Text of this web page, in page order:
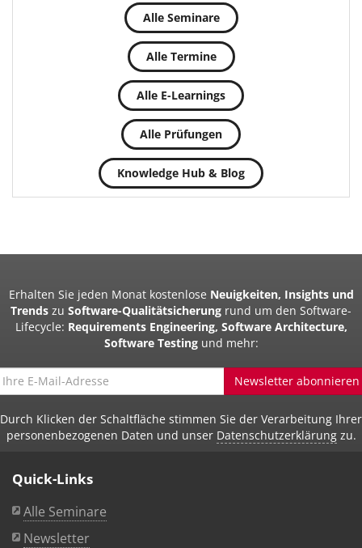
Alle Seminare
Alle Termine
Alle E-Learnings
Alle Prüfungen
Knowledge Hub & Blog
Erhalten Sie jeden Monat kostenlose Neuigkeiten, Insights und
Trends zu Software-Qualitätsicherung rund um den Software-
Lifecycle: Requirements Engineering, Software Architecture,
Software Testingund mehr:
Newsletter abonnieren
Durch Klicken der Schaltfläche stimmen Sie der Verarbeitung Ihrer
personenbezogenen Daten und unser Datenschutzerklärungzu.
Quick-Links
Alle Seminare
Newsletter